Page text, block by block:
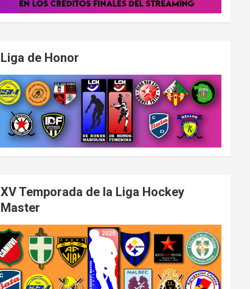
Liga de Honor
XV Temporada de la Liga Hockey
Master